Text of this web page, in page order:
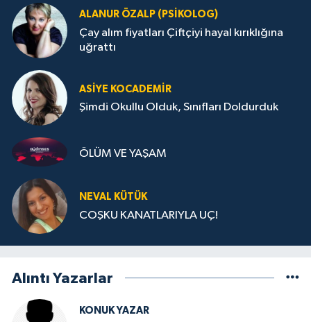
ALANUR ÖZALP (PSIKOLOG)
Çay alım fiyatları Çiftçiyi hayal kırıklığına
uğrattı
ASIYE KOCADEMİR
Şimdi Okullu Olduk, Sınıfları Doldurduk
ÖLÜM VE YAŞAM
NEVAL KÜTÜK
COŞKU KANATLARIYLA UÇ!
Alıntı Yazarlar
KONUK YAZAR